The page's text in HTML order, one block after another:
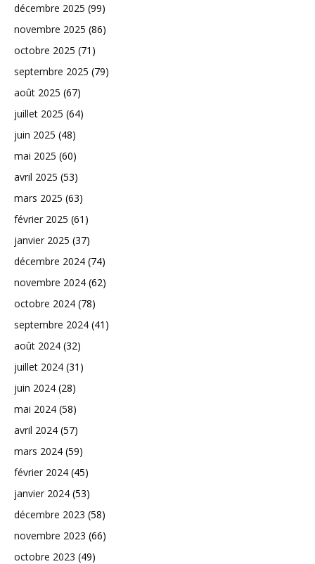
décembre 2025 (99)
novembre 2025 (86)
octobre 2025 (71)
septembre 2025 (79)
août 2025 (67)
juillet 2025 (64)
juin 2025 (48)
mai 2025 (60)
avril 2025 (53)
mars 2025 (63)
février 2025 (61)
janvier 2025 (37)
décembre 2024 (74)
novembre 2024 (62)
octobre 2024 (78)
septembre 2024 (41)
août 2024 (32)
juillet 2024 (31)
juin 2024 (28)
mai 2024 (58)
avril 2024 (57)
mars 2024 (59)
février 2024 (45)
janvier 2024 (53)
décembre 2023 (58)
novembre 2023 (66)
octobre 2023 (49)